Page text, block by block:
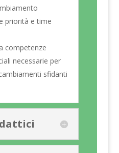
priorità e time
competenze
necessarie per
sfidanti